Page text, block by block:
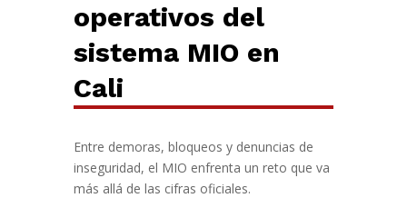
operativos del
sistema MIO en
Cali
Entre demoras, bloqueos y denuncias de
inseguridad, el MIO enfrenta un reto que va
más allá de las cifras oficiales.